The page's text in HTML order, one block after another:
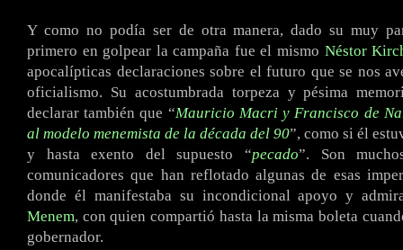
Y como no podía ser de otra manera, dado su muy
primero en golpear la campaña fue el mismo Néstor
apocalípticas declaraciones sobre el futuro que se nos
oficialismo. Su acostumbrada torpeza y pésima
declarar también que “Mauricio Macri y Francisco de
al modelo menemista de la década del 90”, como si él
y hasta exento del supuesto “pecado”. Son
comunicadores que han reflotado algunas de esas
donde él manifestaba su incondicional apoyo y
Menem, con quien compartió hasta la misma boleta
gobernador.